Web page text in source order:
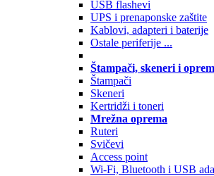
USB flashevi
UPS i prenaponske zaštite
Kablovi, adapteri i baterije
Ostale periferije ...
Štampači, skeneri i
Štampači
Skeneri
Kertridži i toneri
Mrežna oprema
Ruteri
Svičevi
Access point
Wi-Fi, Bluetooth i USB